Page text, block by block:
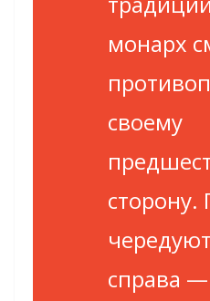
монарх
своему
справа